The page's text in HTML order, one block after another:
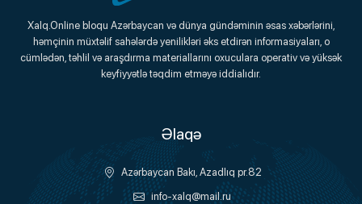
Xalq.Online
Onlayn Platforma
Xalq.Online bloqu Azərbaycan və dünya gündəminin əsas xəbərlərini,
həmçinin müxtəlif sahələrdə yenilikləri əks etdirən informasiyaları, o
cümlədən, təhlil və araşdırma materiallarını oxuculara operativ və yüksək
keyfiyyətlə təqdim etməyə iddialıdır.
Əlaqə
Azərbaycan Bakı, Azadlıq pr.82
info-xalq@mail.ru